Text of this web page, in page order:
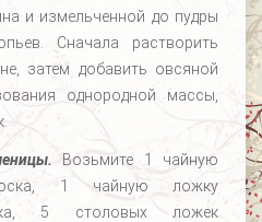
и измельченной до пудры
Сначала растворить
затем добавить овсяной
однородной массы,
Возьмите 1 чайную
1 чайную ложку
5 столовых ложек